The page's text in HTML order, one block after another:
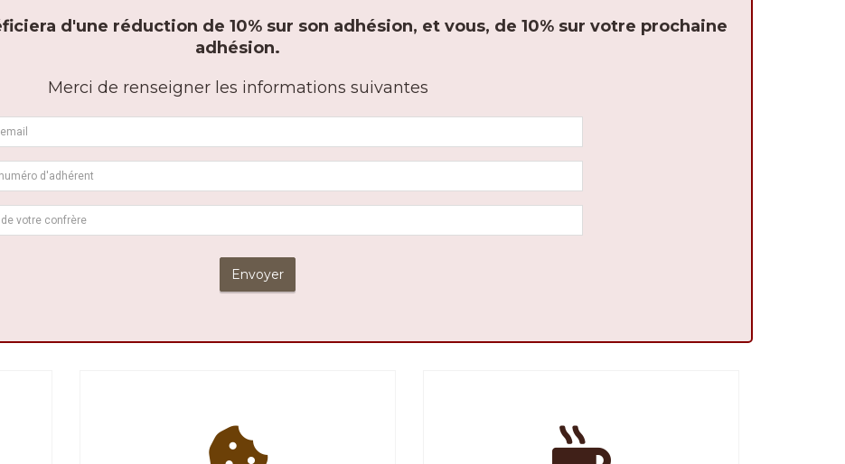
d'une réduction de 10% sur son adhésion, et vous, de 10% sur votre prochaine
adhésion.
Merci de renseigner les informations suivantes
Envoyer